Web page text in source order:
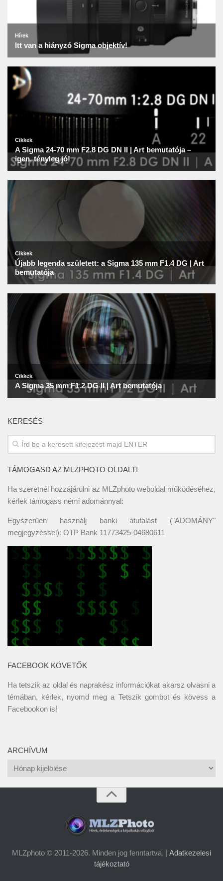
KERESÉS
TÁMOGASD AZ MLZPHOTO OLDALT!
Ha szeretnél hozzájárulni az MLZphoto weboldal működéséhez,
kérlek támogass némi adománnyal:
Egyszerűen használj banki átutalást ("ADOMÁNY"
megjegyzéssel): OTP Bank 11773425-04680611
FACEBOOK KÖVETŐK
Ha tetszik az oldal és naprakész információkat akarsz olvasni a
témában, kérlek, nyomd meg a Tetszik gombot és kövess a
Facebookon is!
ARCHÍVUM
Archívum
MLZphoto © 2011-2026. Minden jog fenntartva. | Adatkezelesi
tájékoztató